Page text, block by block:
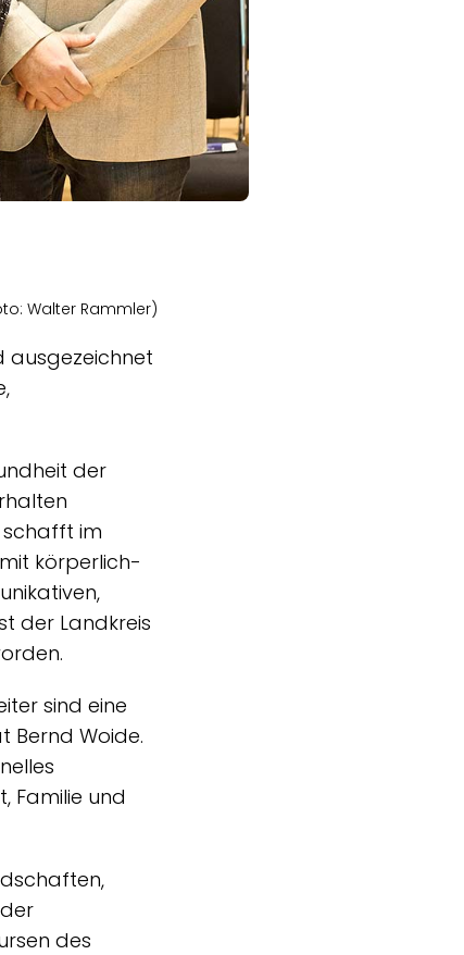
Walter Rammler)
ausgezeichnet
der
schafft im
körperlich-
der Landkreis
sind eine
Bernd Woide.
Familie und
des